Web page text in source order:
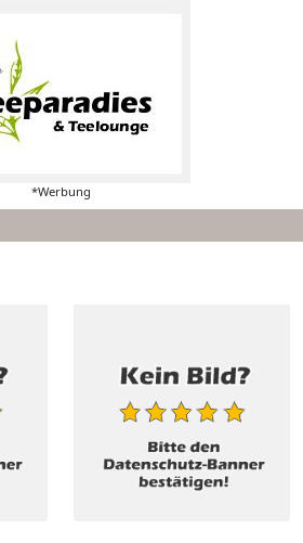
*Werbung